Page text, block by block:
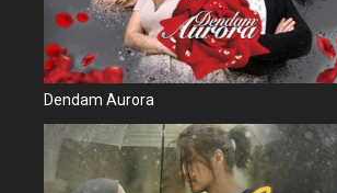
Dendam Aurora